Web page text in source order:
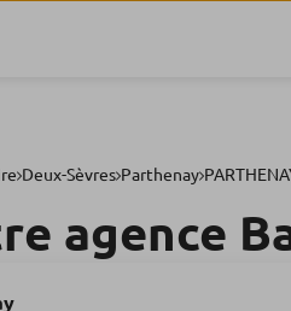
Deux-Sèvres Parthenay
agence